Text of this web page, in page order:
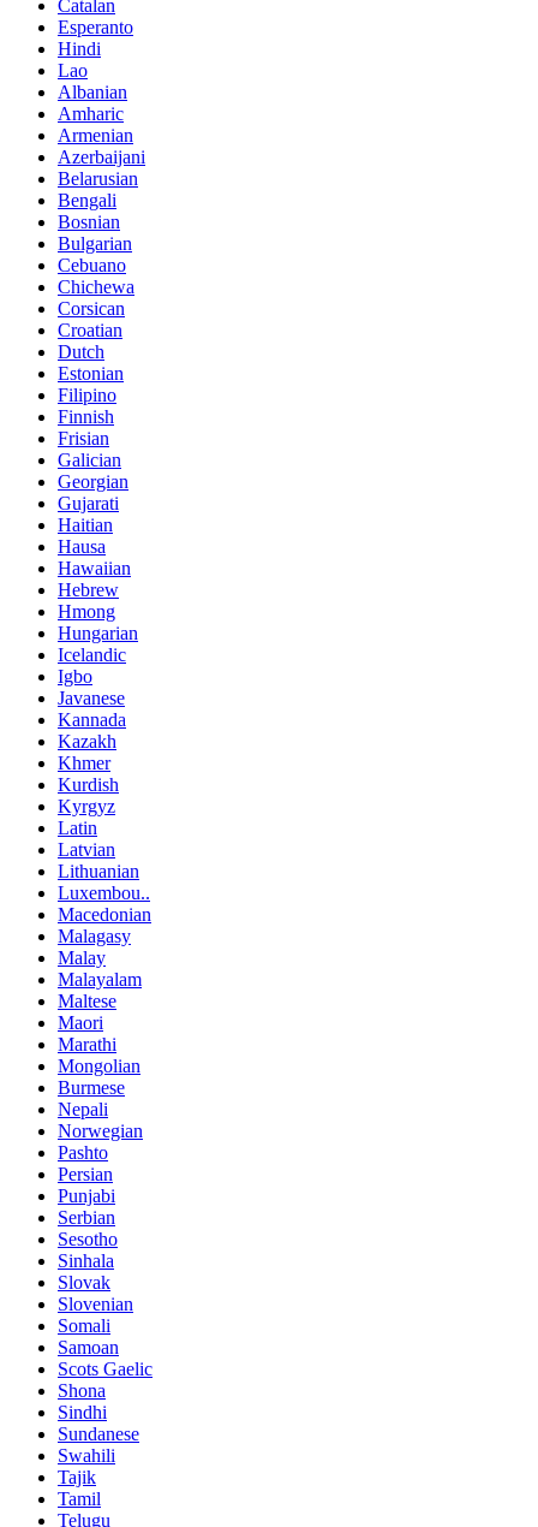
Catalan
Esperanto
Hindi
Lao
Albanian
Amharic
Armenian
Azerbaijani
Belarusian
Bengali
Bosnian
Bulgarian
Cebuano
Chichewa
Corsican
Croatian
Dutch
Estonian
Filipino
Finnish
Frisian
Galician
Georgian
Gujarati
Haitian
Hausa
Hawaiian
Hebrew
Hmong
Hungarian
Icelandic
Igbo
Javanese
Kannada
Kazakh
Khmer
Kurdish
Kyrgyz
Latin
Latvian
Lithuanian
Luxembou..
Macedonian
Malagasy
Malay
Malayalam
Maltese
Maori
Marathi
Mongolian
Burmese
Nepali
Norwegian
Pashto
Persian
Punjabi
Serbian
Sesotho
Sinhala
Slovak
Slovenian
Somali
Samoan
Scots Gaelic
Shona
Sindhi
Sundanese
Swahili
Tajik
Tamil
Telugu